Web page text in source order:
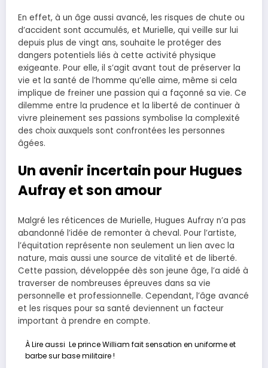
En effet, à un âge aussi avancé, les risques de chute ou
d’accident sont accumulés, et Murielle, qui veille sur lui
depuis plus de vingt ans, souhaite le protéger des
dangers potentiels liés à cette activité physique
exigeante. Pour elle, il s’agit avant tout de préserver la
vie et la santé de l’homme qu’elle aime, même si cela
implique de freiner une passion qui a façonné sa vie. Ce
dilemme entre la prudence et la liberté de continuer à
vivre pleinement ses passions symbolise la complexité
des choix auxquels sont confrontées les personnes
âgées.
Un avenir incertain pour Hugues
Aufray et son amour
Malgré les réticences de Murielle, Hugues Aufray n’a pas
abandonné l’idée de remonter à cheval. Pour l’artiste,
l’équitation représente non seulement un lien avec la
nature, mais aussi une source de vitalité et de liberté.
Cette passion, développée dès son jeune âge, l’a aidé à
traverser de nombreuses épreuves dans sa vie
personnelle et professionnelle. Cependant, l’âge avancé
et les risques pour sa santé deviennent un facteur
important à prendre en compte.
À Lire aussi Le prince William fait sensation en uniforme et
barbe sur base militaire !